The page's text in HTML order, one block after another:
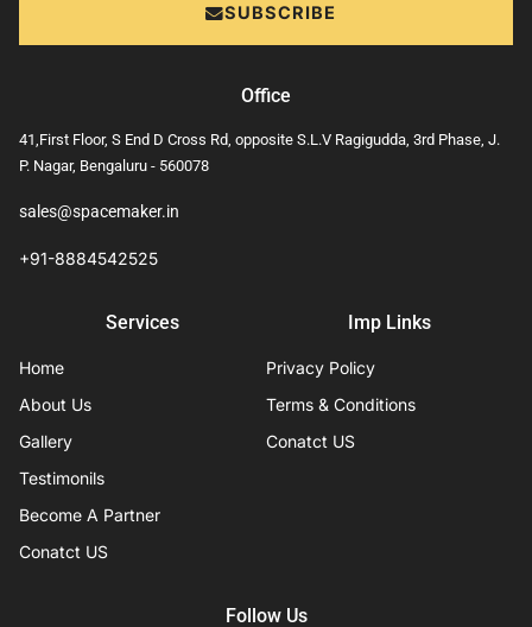
SUBSCRIBE
Office
41,First Floor, S End D Cross Rd, opposite S.L.V Ragigudda, 3rd Phase, J.
P. Nagar, Bengaluru - 560078
sales@spacemaker.in
+91-8884542525
Services
Home
About Us
Gallery
Testimonils
Become A Partner
Conatct US
Imp Links
Privacy Policy
Terms & Conditions
Conatct US
Follow Us